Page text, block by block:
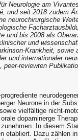
Neurologie am
und seit 2018 zudem
neurochirurgische
und bis 2008 als
und
Krankheit, sowie
und internationaler
reviewten
Neurone in der
vielfältige nicht-
dopaminerge
In diesem
etabliert. Dazu zählen